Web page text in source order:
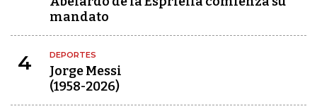
mandato
4 DEPORTES
Jorge Messi
(1958-2026)